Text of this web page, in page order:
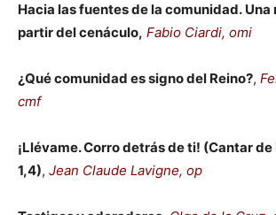
Hacia las fuentes de la comunidad.
partir del cenáculo, Fabio Ciardi, omi
¿Qué comunidad es signo del Reino?,
cmf
¡Llévame. Corro detrás de ti! (Cantar
1,4), Jean Claude Lavigne, op